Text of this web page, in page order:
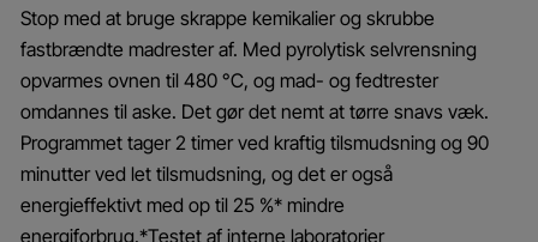
Stop med at bruge skrappe kemikalier og skrubbe
fastbrændte madrester af. Med pyrolytisk selvrensning
opvarmes ovnen til 480 °C, og mad- og fedtrester
omdannes til aske. Det gør det nemt at tørre snavs væk.
Programmet tager 2 timer ved kraftig tilsmudsning og 90
minutter ved let tilsmudsning, og det er også
energieffektivt med op til 25 %* mindre
energiforbrug.*Testet af interne laboratorier